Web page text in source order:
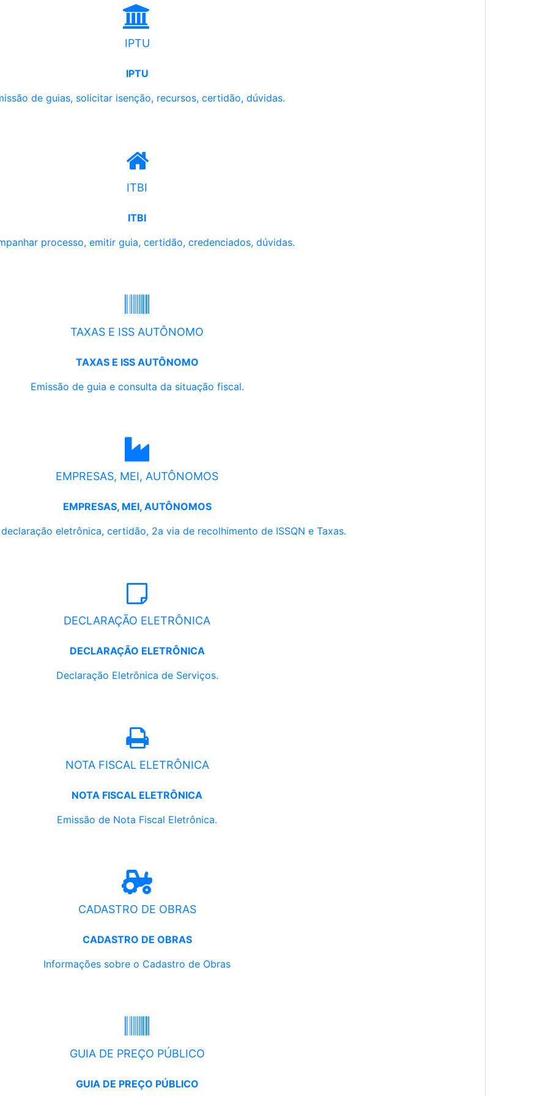
IPTU
IPTU
de guias, solicitar isenção, recursos, certidão, dúvidas.
ITBI
ITBI
processo, emitir guia, certidão, credenciados, dúvidas.
TAXAS E ISS AUTÔNOMO
TAXAS E ISS AUTÔNOMO
Emissão de guia e consulta da situação fiscal.
EMPRESAS, MEI, AUTÔNOMOS
EMPRESAS, MEI, AUTÔNOMOS
eletrônica, certidão, 2a via de recolhimento de ISSQN e Taxas.
DECLARAÇÃO ELETRÔNICA
DECLARAÇÃO ELETRÔNICA
Declaração Eletrônica de Serviços.
NOTA FISCAL ELETRÔNICA
NOTA FISCAL ELETRÔNICA
Emissão de Nota Fiscal Eletrônica.
CADASTRO DE OBRAS
CADASTRO DE OBRAS
Informações sobre o Cadastro de Obras
GUIA DE PREÇO PÚBLICO
GUIA DE PREÇO PÚBLICO